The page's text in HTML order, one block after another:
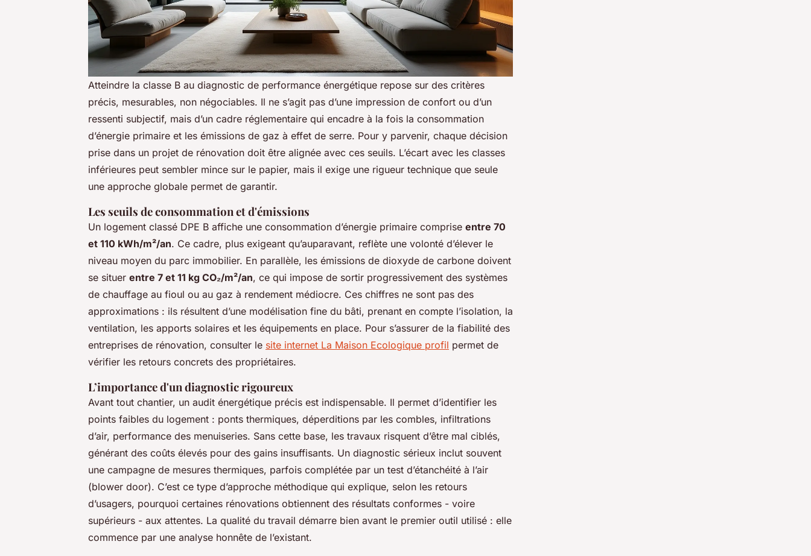
Atteindre la classe B au diagnostic de performance énergétique repose sur des critères
précis, mesurables, non négociables. Il ne s’agit pas d’une impression de confort ou d’un
ressenti subjectif, mais d’un cadre réglementaire qui encadre à la fois la consommation
d’énergie primaire et les émissions de gaz à effet de serre. Pour y parvenir, chaque décision
prise dans un projet de rénovation doit être alignée avec ces seuils. L’écart avec les classes
inférieures peut sembler mince sur le papier, mais il exige une rigueur technique que seule
une approche globale permet de garantir.
Les seuils de consommation et d'émissions
Un logement classé DPE B affiche une consommation d’énergie primaire comprise entre 70
et 110 kWh/m²/an. Ce cadre, plus exigeant qu’auparavant, reflète une volonté d’élever le
niveau moyen du parc immobilier. En parallèle, les émissions de dioxyde de carbone doivent
se situer entre 7 et 11 kg CO₂/m²/an, ce qui impose de sortir progressivement des systèmes
de chauffage au fioul ou au gaz à rendement médiocre. Ces chiffres ne sont pas des
approximations : ils résultent d’une modélisation fine du bâti, prenant en compte l’isolation, la
ventilation, les apports solaires et les équipements en place. Pour s’assurer de la fiabilité des
entreprises de rénovation, consulter le site internet La Maison Ecologique profil permet de
vérifier les retours concrets des propriétaires.
L’importance d'un diagnostic rigoureux
Avant tout chantier, un audit énergétique précis est indispensable. Il permet d’identifier les
points faibles du logement : ponts thermiques, déperditions par les combles, infiltrations
d’air, performance des menuiseries. Sans cette base, les travaux risquent d’être mal ciblés,
générant des coûts élevés pour des gains insuffisants. Un diagnostic sérieux inclut souvent
une campagne de mesures thermiques, parfois complétée par un test d’étanchéité à l’air
(blower door). C’est ce type d’approche méthodique qui explique, selon les retours
d’usagers, pourquoi certaines rénovations obtiennent des résultats conformes - voire
supérieurs - aux attentes. La qualité du travail démarre bien avant le premier outil utilisé : elle
commence par une analyse honnête de l’existant.